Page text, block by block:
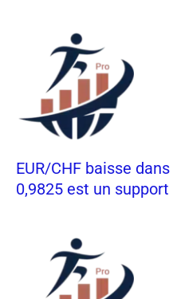
EUR/CHF baisse
0,9825 est un